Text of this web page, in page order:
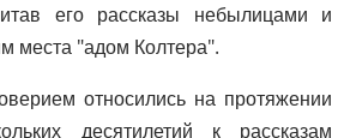
его рассказы небылицами и
места "адом Колтера".
относились на протяжении
десятилетий к рассказам